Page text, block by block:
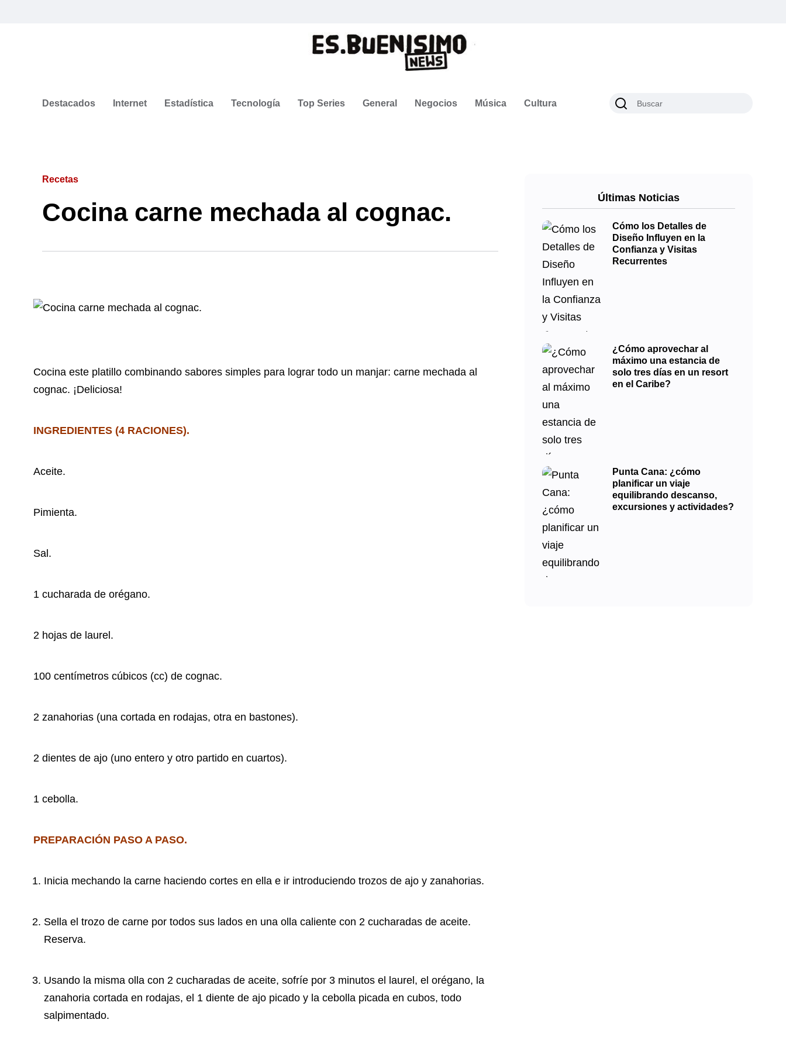
Destacados Internet Estadística Tecnología Top Series General Negocios Música Cultura
Recetas
Cocina carne mechada al cognac.
Cocina este platillo combinando sabores simples para lograr todo un manjar: carne mechada al
cognac. ¡Deliciosa!
INGREDIENTES (4 RACIONES).
Aceite.
Pimienta.
Sal.
1 cucharada de orégano.
2 hojas de laurel.
100 centímetros cúbicos (cc) de cognac.
2 zanahorias (una cortada en rodajas, otra en bastones).
2 dientes de ajo (uno entero y otro partido en cuartos).
1 cebolla.
PREPARACIÓN PASO A PASO.
Inicia mechando la carne haciendo cortes en ella e ir introduciendo trozos de ajo y zanahorias.
Sella el trozo de carne por todos sus lados en una olla caliente con 2 cucharadas de aceite.
Reserva.
Usando la misma olla con 2 cucharadas de aceite, sofríe por 3 minutos el laurel, el orégano, la
zanahoria cortada en rodajas, el 1 diente de ajo picado y la cebolla picada en cubos, todo
salpimentado.
Últimas Noticias
Cómo los Detalles de
Diseño Influyen en la
Confianza y Visitas
Recurrentes
¿Cómo aprovechar al
máximo una estancia de
solo tres días en un resort
en el Caribe?
Punta Cana: ¿cómo
planificar un viaje
equilibrando descanso,
excursiones y actividades?